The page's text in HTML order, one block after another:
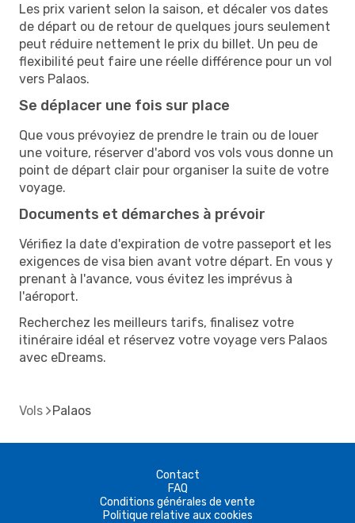
Les prix varient selon la saison, et décaler vos dates
de départ ou de retour de quelques jours seulement
peut réduire nettement le prix du billet. Un peu de
flexibilité peut faire une réelle différence pour un vol
vers Palaos.
Se déplacer une fois sur place
Que vous prévoyiez de prendre le train ou de louer
une voiture, réserver d'abord vos vols vous donne un
point de départ clair pour organiser la suite de votre
voyage.
Documents et démarches à prévoir
Vérifiez la date d'expiration de votre passeport et les
exigences de visa bien avant votre départ. En vous y
prenant à l'avance, vous évitez les imprévus à
l'aéroport.
Recherchez les meilleurs tarifs, finalisez votre
itinéraire idéal et réservez votre voyage vers Palaos
avec eDreams.
Vols Palaos
Contact
FAQ
Conditions générales de vente
Politique relative aux cookies